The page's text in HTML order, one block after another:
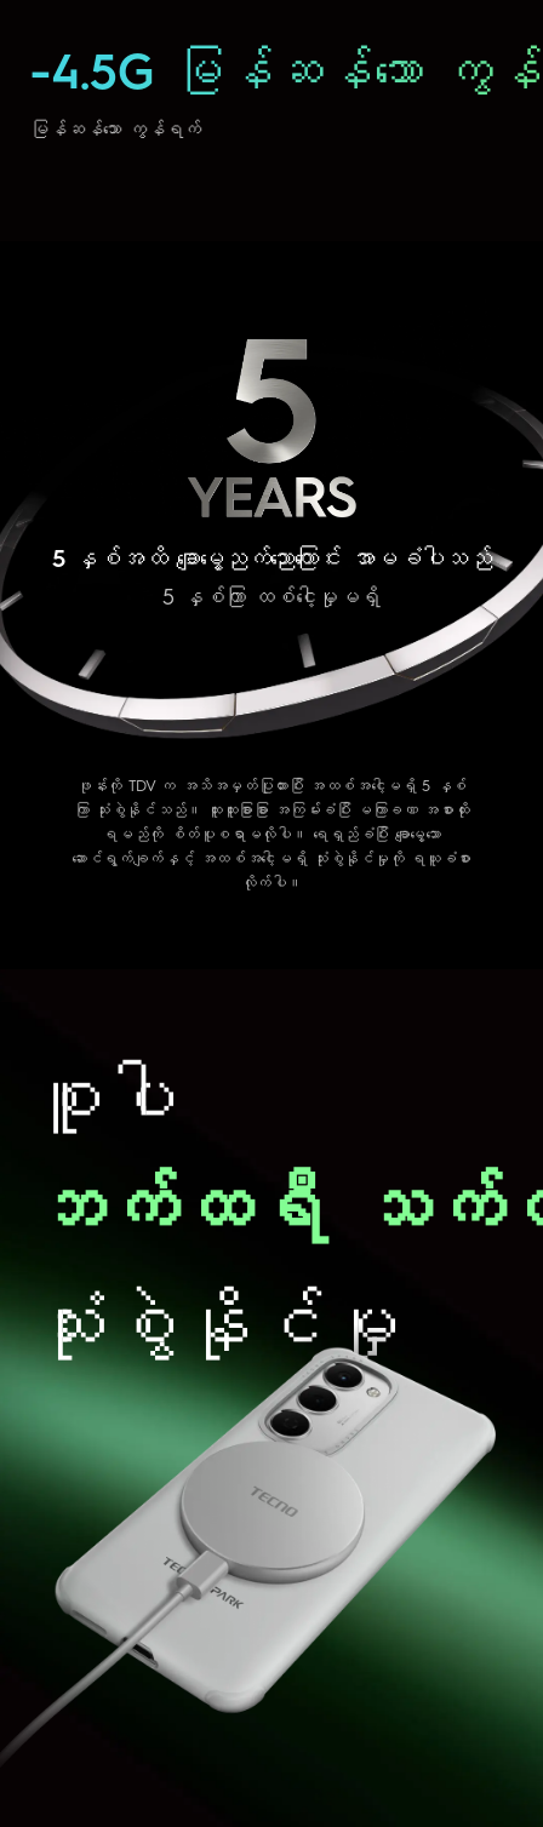
-4.5G မြန်ဆန်သော
မြန်ဆန်သော ကွန်ရက်
5 နှစ်အထိ ချောမွေ့ညက်ညောကြောင်း အာမခံပါသည်
5 နှစ်ကြာ ထစ်ငေါ့မှုမရှိ
ဖုန်းကို TDV က အသိအမှတ်ပြုထားပြီး အထစ်အငေါ့မရှိ 5 နှစ်
ကြာ သုံးစွဲနိုင်သည်။ ထူးထူးခြားခြား အကြမ်းခံပြီး မကြာခဏ အစားထိုး
ရမည်ကို စိတ်ပူစရာမလိုပါ။ ရေရှည်ခံပြီး ချောမွေ့သော
ဆောင်ရွက်ချက်နှင့် အထစ်အငေါ့မရှိ သုံးစွဲနိုင်မှုကို ရယူခံစား
လိုက်ပါ။
စူပါ
ဘက်ထရီ သက်
သုံးစွဲနိုင်မှု